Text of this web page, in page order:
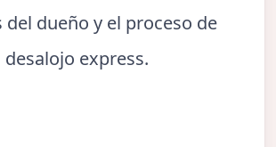
del dueño y el proceso de
desalojo express.